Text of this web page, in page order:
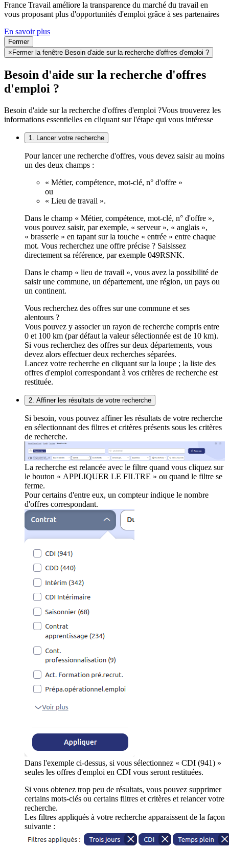
France Travail améliore la transparence du marché du travail en
vous proposant plus d'opportunités d'emploi grâce à ses partenaires
En savoir plus
Fermer
× Fermer la fenêtre Besoin d'aide sur la recherche d'offres d'emploi ?
Besoin d'aide sur la recherche d'offres
d'emploi ?
Besoin d'aide sur la recherche d'offres d'emploi ?Vous trouverez les
informations essentielles en cliquant sur l'étape qui vous intéresse
1. Lancer votre recherche
Pour lancer une recherche d'offres, vous devez saisir au moins
un des deux champs :
« Métier, compétence, mot-clé, n° d'offre »
ou
« Lieu de travail ».
Dans le champ « Métier, compétence, mot-clé, n° d'offre »,
vous pouvez saisir, par exemple, « serveur », « anglais »,
« brasserie » en tapant sur la touche « entrée » entre chaque
mot. Vous recherchez une offre précise ? Saisissez
directement sa référence, par exemple 049RSNK.
Dans le champ « lieu de travail », vous avez la possibilité de
saisir une commune, un département, une région, un pays ou
un continent.
Vous recherchez des offres sur une commune et ses
alentours ?
Vous pouvez y associer un rayon de recherche compris entre
0 et 100 km (par défaut la valeur sélectionnée est de 10 km).
Si vous recherchez des offres sur deux départements, vous
devez alors effectuer deux recherches séparées.
Lancez votre recherche en cliquant sur la loupe ; la liste des
offres d'emploi correspondant à vos critères de recherche est
restituée.
2. Affiner les résultats de votre recherche
Si besoin, vous pouvez affiner les résultats de votre recherche
en sélectionnant des filtres et critères présents sous les critères
de recherche.
La recherche est relancée avec le filtre quand vous cliquez sur
le bouton « APPLIQUER LE FILTRE » ou quand le filtre se
ferme.
Pour certains d'entre eux, un compteur indique le nombre
d'offres correspondant.
Dans l'exemple ci-dessus, si vous sélectionnez « CDI (941) »
seules les offres d'emploi en CDI vous seront restituées.
Si vous obtenez trop peu de résultats, vous pouvez supprimer
certains mots-clés ou certains filtres et critères et relancer votre
recherche.
Les filtres appliqués à votre recherche apparaissent de la façon
suivante :